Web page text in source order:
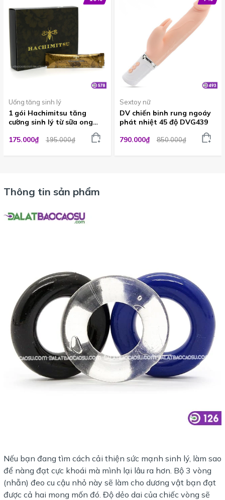
Uống tăng sinh lý
1 gói Hachimitsu tăng
cường sinh lý từ sữa ong
FOO578
175.000₫ 195.000₫
Sextoy nữ
DV chiến binh rung ngoáy
phát nhiệt 45 độ DVG439
790.000₫
850.000₫
Thông tin sản phẩm
Nếu bạn đang tìm cách cải thiện sức mạnh sinh lý, làm sao
để nàng đạt cực khoái mà mình lại lâu ra hơn. Bộ 3 vòng
(nhẫn) đeo cu cậu nhỏ này sẽ làm cho dương vật bạn đạt
được cả hai mong mốn đó. Độ dẻo dai của chiếc vòng sẽ